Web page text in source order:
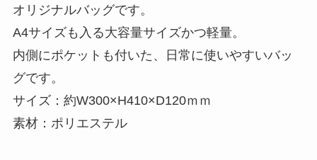
オリジナルバッグです。
A4サイズも入る大容量サイズかつ軽量。
内側にポケットも付いた、日常に使いやすいバッ
グです。
サイズ：約W300×H410×D120ｍｍ
素材：ポリエステル